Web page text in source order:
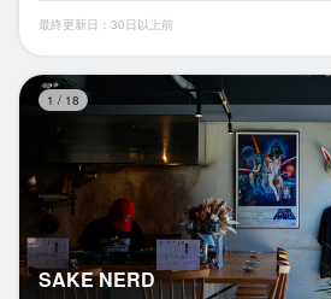
最終更新日：30日以上前
1 / 18
SAKE NERD